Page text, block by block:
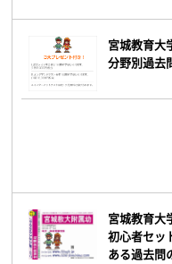
宮城教育大
分野別過去
宮城教育大
初心者セッ
ある過去問